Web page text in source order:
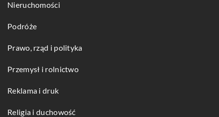
Nieruchomości
Podróże
Prawo, rząd i polityka
Przemysł i rolnictwo
Reklama i druk
Religia i duchowość